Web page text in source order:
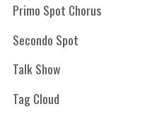
Primo Spot Chorus
Secondo Spot
Talk Show
Tag Cloud